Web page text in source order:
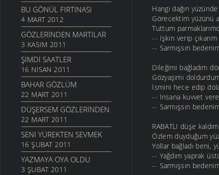
BU GÖNÜL FIRTINASI
4 MART 2012
GÖZLERINDEN MARTILAR
3 KASIM 2011
ŞIMDI SAATLER
16 NISAN 2011
BAHAR GÖZLÜM
22 MART 2011
DÜŞERSEM GÖZLERINDEN
22 MART 2011
SENI YÜREKTEN SEVMEK
16 ŞUBAT 2011
YAZMAYA OYA OLDU
3 ŞUBAT 2011
Hangi dağın
Görecektim yüzünü
Tuttum
-- Işkın verip çıkarım
-- Sarmışsın
Dileğimi bağladım
Gözyaşımı
İsmini hece edip
-- İnsana kuvvet
-- Sarmışsın
RABATLI düşe
Özlem duyduğum
Yollar bağladı beni,
-- Yağdım yaprak
-- Sarmışsın